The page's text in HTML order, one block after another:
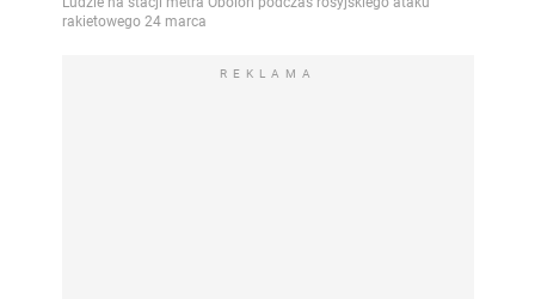
Video
REKLAMA